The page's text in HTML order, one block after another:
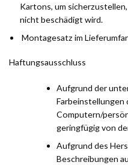
Kartons, um
nicht beschädigt wird.
Montagesatz im
Haftungsausschluss
Aufgrund der
Farbeinstellungen
Computern/
geringfügig von
Aufgrund des
Beschreibungen